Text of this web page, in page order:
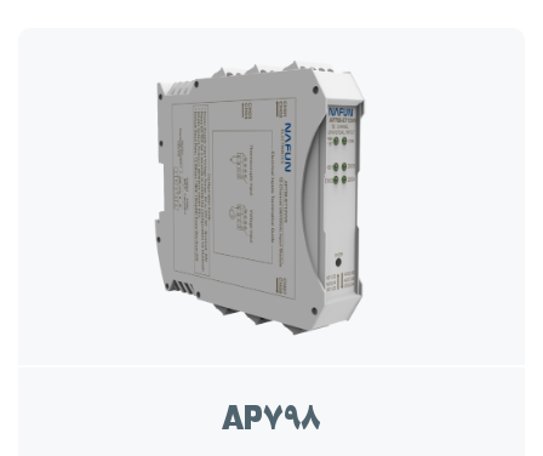
AP798